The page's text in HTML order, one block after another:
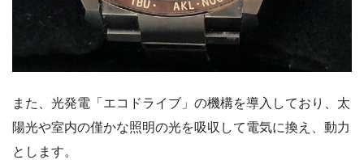
また、光発電「エコドライブ」の機構を導入しており、太
陽光や室内の僅かな照明の光を吸収して電気に換え、動力
とします。